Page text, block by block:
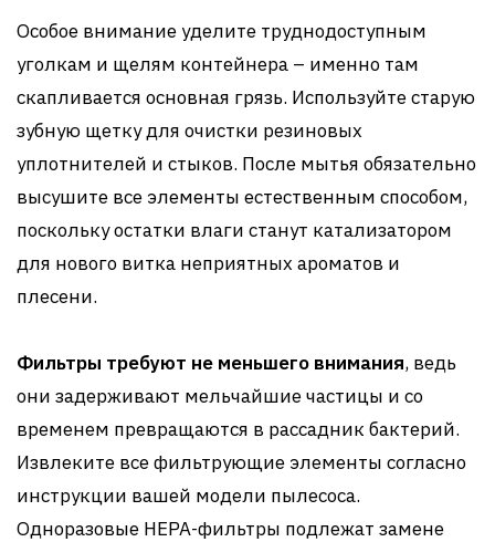
Особое внимание уделите труднодоступным
уголкам и щелям контейнера – именно там
скапливается основная грязь. Используйте старую
зубную щетку для очистки резиновых
уплотнителей и стыков. После мытья обязательно
высушите все элементы естественным способом,
поскольку остатки влаги станут катализатором
для нового витка неприятных ароматов и
плесени.
Фильтры требуют не меньшего внимания, ведь
они задерживают мельчайшие частицы и со
временем превращаются в рассадник бактерий.
Извлеките все фильтрующие элементы согласно
инструкции вашей модели пылесоса.
Одноразовые HEPA-фильтры подлежат замене